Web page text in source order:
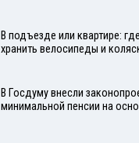
В подъезде или квартире:
хранить велосипеды и
В Госдуму внесли
минимальной пенсии на